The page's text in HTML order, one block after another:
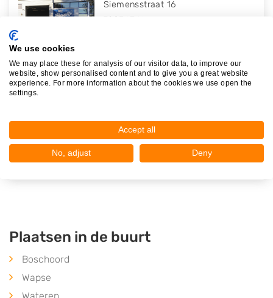
Siemensstraat 16
7903AZ
Fokkerstraat 29
7903AT Hoogeveen
Plaatsen in de buurt
Boschoord
Wapse
We use cookies
We may place these for analysis of our visitor data, to improve our
website, show personalised content and to give you a great website
experience. For more information about the cookies we use open the
settings.
Accept all
No, adjust Deny